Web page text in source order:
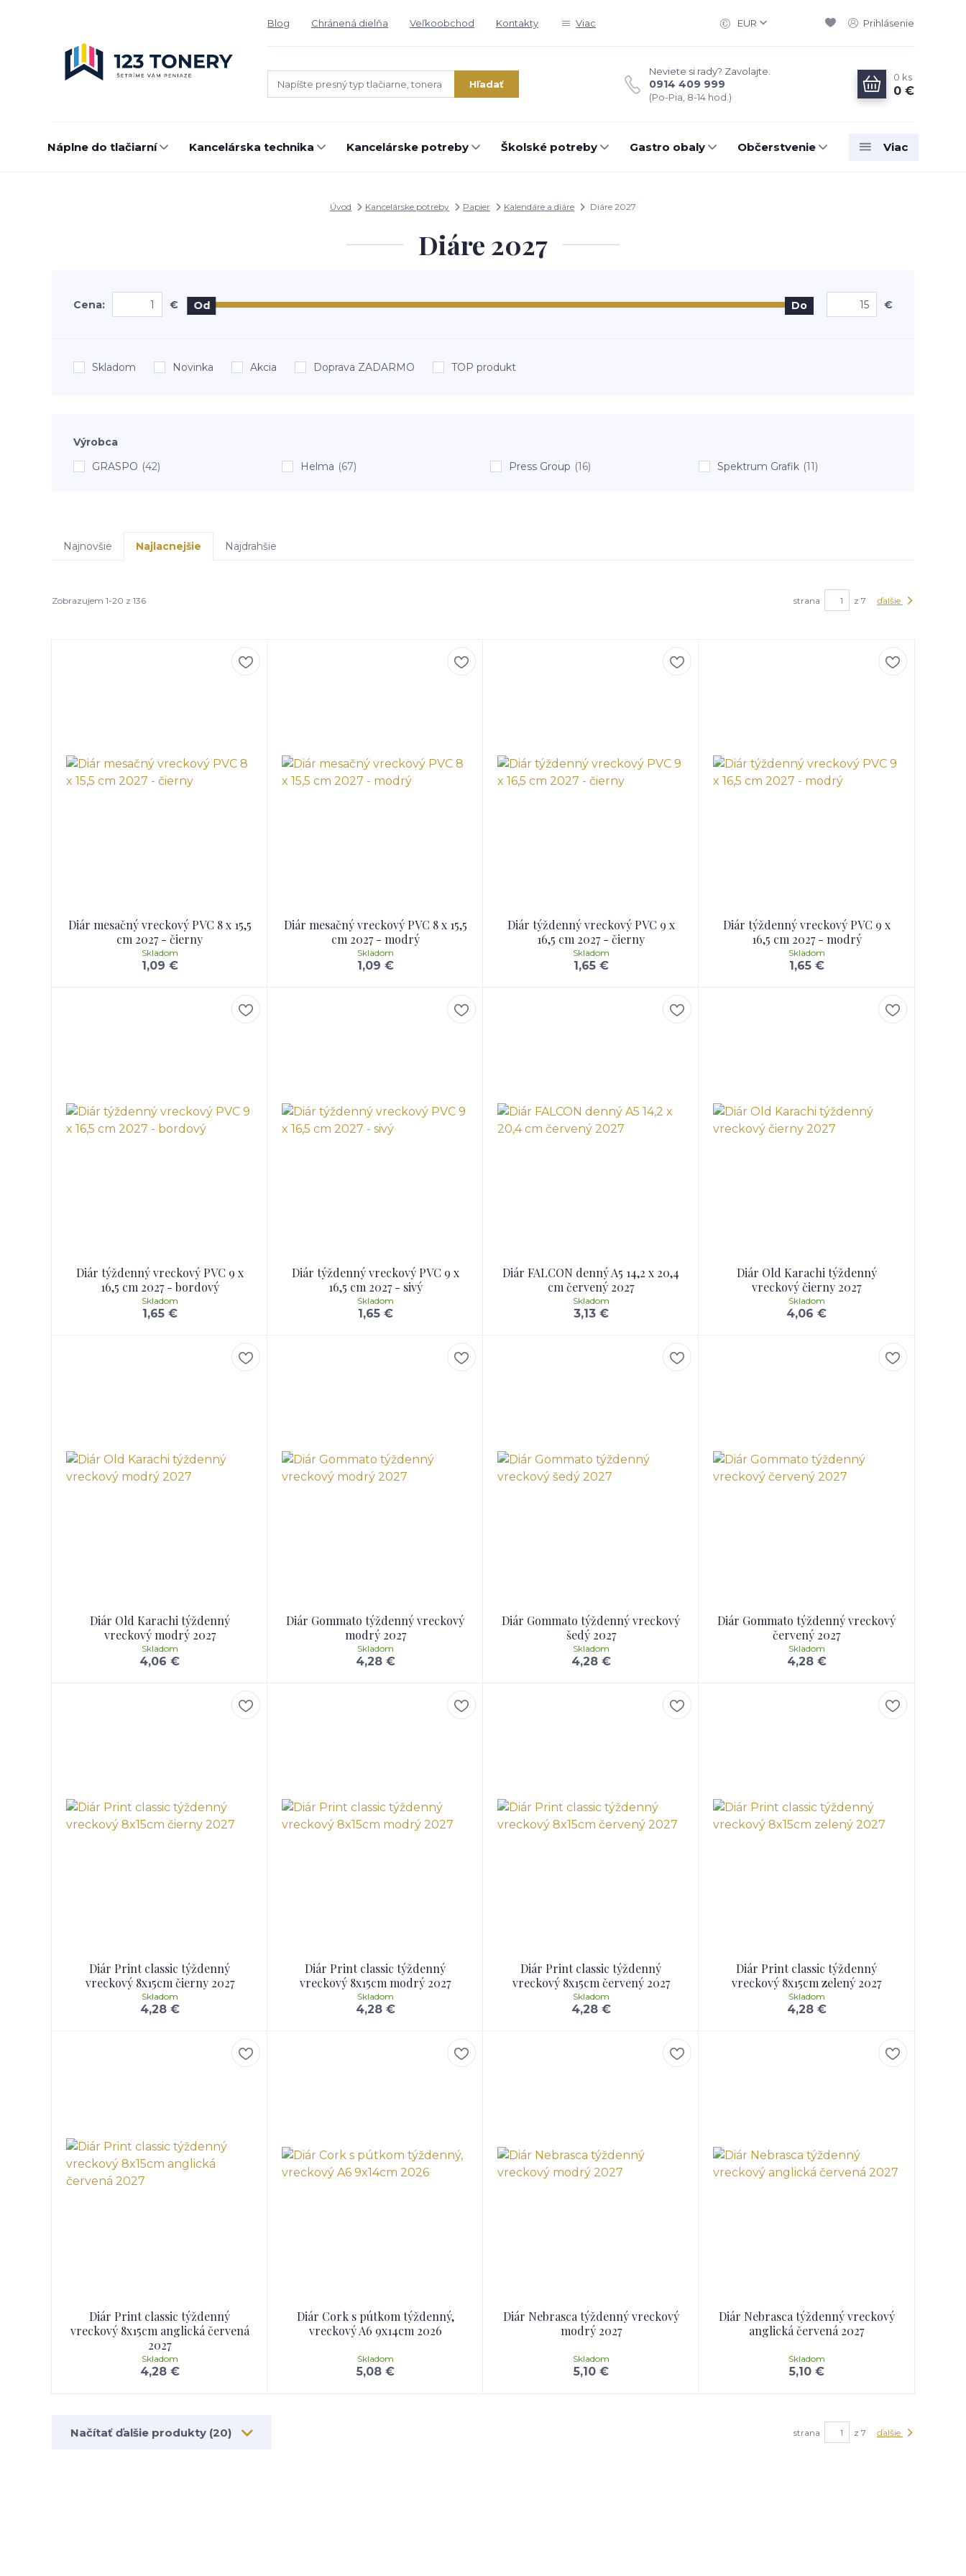
Blog Chránená dielňa Veľkoobchod Kontakty Viac EUR Prihlásenie
Hľadať
Neviete si rady? Zavolajte.
0914 409 999
(Po-Pia, 8-14 hod.)
0 ks
0 €
Náplne do tlačiarní Kancelárska technika Kancelárske potreby Školské potreby Gastro obaly Občerstvenie Viac
Úvod Kancelárske potreby Papier Kalendáre a diáre Diáre 2027
Diáre 2027
Cena: € Od Do €
Skladom Novinka Akcia Doprava ZADARMO TOP produkt
Výrobca
GRASPO (42) Helma (67) Press Group (16) Spektrum Grafik (11)
Najnovšie Najlacnejšie Najdrahšie
Zobrazujem 1-20 z 136 strana z 7 ďalšie
Diár mesačný vreckový PVC 8 x 15,5
cm 2027 - čierny
1,09 €
Skladom
Diár mesačný vreckový PVC 8 x 15,5
cm 2027 - modrý
1,09 €
Skladom
Diár týždenný vreckový PVC 9 x
16,5 cm 2027 - čierny
1,65 €
Skladom
Diár týždenný vreckový PVC 9 x
16,5 cm 2027 - modrý
1,65 €
Skladom
Diár týždenný vreckový PVC 9 x
16,5 cm 2027 - bordový
1,65 €
Skladom
Diár týždenný vreckový PVC 9 x
16,5 cm 2027 - sivý
1,65 €
Skladom
Diár FALCON denný A5 14,2 x 20,4
cm červený 2027
3,13 €
Skladom
Diár Old Karachi týždenný
vreckový čierny 2027
4,06 €
Skladom
Diár Old Karachi týždenný
vreckový modrý 2027
4,06 €
Skladom
Diár Gommato týždenný vreckový
modrý 2027
4,28 €
Skladom
Diár Gommato týždenný vreckový
šedý 2027
4,28 €
Skladom
Diár Gommato týždenný vreckový
červený 2027
4,28 €
Skladom
Diár Print classic týždenný
vreckový 8x15cm čierny 2027
4,28 €
Skladom
Diár Print classic týždenný
vreckový 8x15cm modrý 2027
4,28 €
Skladom
Diár Print classic týždenný
vreckový 8x15cm červený 2027
4,28 €
Skladom
Diár Print classic týždenný
vreckový 8x15cm zelený 2027
4,28 €
Skladom
Diár Print classic týždenný
vreckový 8x15cm anglická červená
2027
4,28 €
Skladom
Diár Cork s pútkom týždenný,
vreckový A6 9x14cm 2026
5,08 €
Skladom
Diár Nebrasca týždenný vreckový
modrý 2027
5,10 €
Skladom
Diár Nebrasca týždenný vreckový
anglická červená 2027
5,10 €
Skladom
Načítať ďalšie produkty (20) strana z 7 ďalšie